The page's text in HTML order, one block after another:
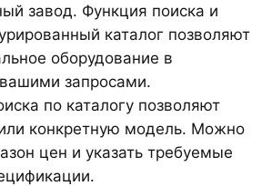
завод. Функция поиска и
каталог позволяют
оборудование в
запросами.
по каталогу позволяют
конкретную модель. Можно
цен и указать требуемые